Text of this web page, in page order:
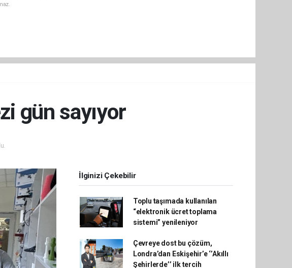
gün sayıyor
İlginizi Çekebilir
Toplu taşımada kullanılan
“elektronik ücret toplama
sistemi” yenileniyor
Çevreye dost bu çözüm,
Londra’dan Eskişehir’e ‘’Akıllı
Şehirlerde’’ ilk tercih